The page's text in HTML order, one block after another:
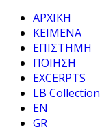
ΑΡΧΙΚΗ
ΚΕΙΜΕΝΑ
ΕΠΙΣΤΗΜΗ
ΠΟΙΗΣΗ
EXCERPTS
LB Collection
EN
GR